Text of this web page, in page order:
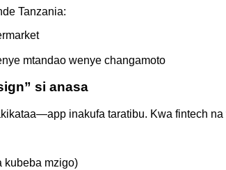
Tanzania:
mtandao wenye changamoto
si anasa
inakufa taratibu. Kwa fintech
kubeba mzigo)